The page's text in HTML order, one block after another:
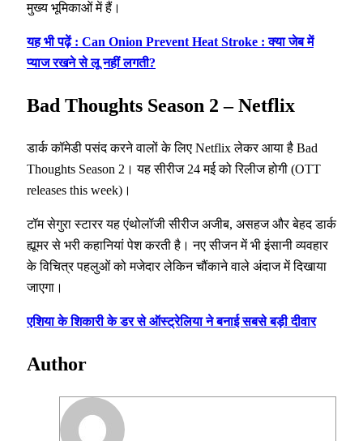
मुख्य भूमिकाओं में हैं।
यह भी पढ़ें : Can Onion Prevent Heat Stroke : क्या जेब में
प्याज रखने से लू नहीं लगती?
Bad Thoughts Season 2 – Netflix
डार्क कॉमेडी पसंद करने वालों के लिए Netflix लेकर आया है Bad
Thoughts Season 2। यह सीरीज 24 मई को रिलीज होगी (OTT
releases this week)।
टॉम सेगुरा स्टारर यह एंथोलॉजी सीरीज अजीब, असहज और बेहद डार्क
ह्यूमर से भरी कहानियां पेश करती है। नए सीजन में भी इंसानी व्यवहार
के विचित्र पहलुओं को मजेदार लेकिन चौंकाने वाले अंदाज में दिखाया
जाएगा।
एशिया के शिकारी के डर से ऑस्ट्रेलिया ने बनाई सबसे बड़ी दीवार
Author